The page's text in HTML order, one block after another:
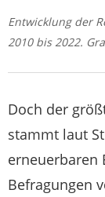
Entwicklung der
2010 bis 2022.
Doch der
stammt laut
erneuerbaren
Befragungen